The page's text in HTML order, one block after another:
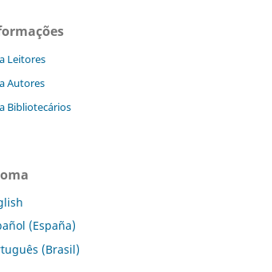
Leitores
Autores
Bibliotecários
(España)
(Brasil)